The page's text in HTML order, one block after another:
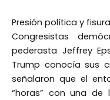
Presión política y
Congresistas
pederasta Jeffrey
Trump conocía sus
señalaron que el
“horas” con una de